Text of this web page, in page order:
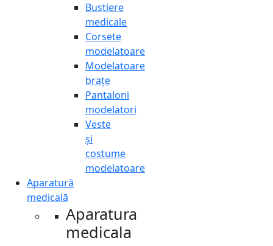
Bustiere
medicale
Corsete
modelatoare
Modelatoare
brațe
Pantaloni
modelatori
Veste
și
costume
modelatoare
Aparatură
medicală
Aparatura
medicala